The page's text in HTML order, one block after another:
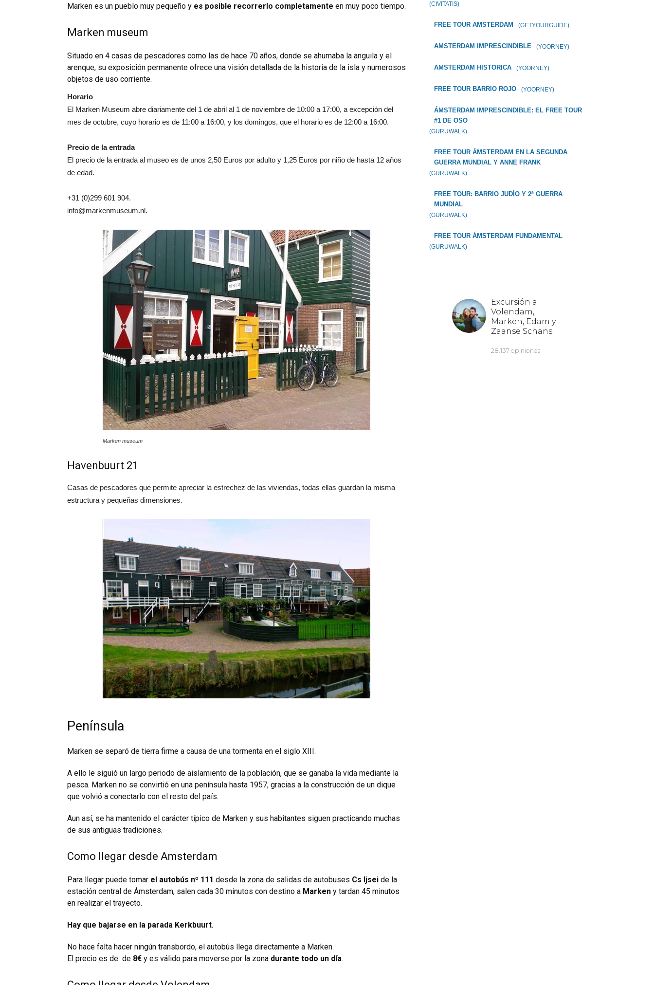
Marken es un pueblo muy pequeño y es posible recorrerlo completamente en muy poco tiempo.
Marken museum
Situado en 4 casas de pescadores como las de hace 70 años, donde se ahumaba la anguila y el
arenque, su exposición permanente ofrece una visión detallada de la historia de la isla y numerosos
objetos de uso corriente.
Horario
El Marken Museum abre diariamente del 1 de abril al 1 de noviembre de 10:00 a 17:00, a excepción del
mes de octubre, cuyo horario es de 11:00 a 16:00, y los domingos, que el horario es de 12:00 a 16:00.
Precio de la entrada
El precio de la entrada al museo es de unos 2,50 Euros por adulto y 1,25 Euros por niño de hasta 12 años
de edad.
+31 (0)299 601 904.
info@markenmuseum.nl.
Marken museum
Havenbuurt 21
Casas de pescadores que permite apreciar la estrechez de las viviendas, todas ellas guardan la misma
estructura y pequeñas dimensiones.
Península
Marken se separó de tierra firme a causa de una tormenta en el siglo XIII.
A ello le siguió un largo periodo de aislamiento de la población, que se ganaba la vida mediante la
pesca. Marken no se convirtió en una península hasta 1957, gracias a la construcción de un dique
que volvió a conectarlo con el resto del país.
Aun así, se ha mantenido el carácter típico de Marken y sus habitantes siguen practicando muchas
de sus antiguas tradiciones.
Como llegar desde Amsterdam
Para llegar puede tomar el autobús nº 111 desde la zona de salidas de autobuses Cs Ijsei de la
estación central de Ámsterdam, salen cada 30 minutos con destino a Marken y tardan 45 minutos
en realizar el trayecto.
Hay que bajarse en la parada Kerkbuurt.
No hace falta hacer ningún transbordo, el autobús llega directamente a Marken.
El precio es de de 8€ y es válido para moverse por la zona durante todo un día.
(CIVITATIS)
FREE TOUR AMSTERDAM (GETYOURGUIDE)
AMSTERDAM IMPRESCINDIBLE (YOORNEY)
AMSTERDAM HISTORICA (YOORNEY)
FREE TOUR BARRIO ROJO (YOORNEY)
ÁMSTERDAM IMPRESCINDIBLE: EL FREE TOUR
#1 DE OSO
(GURUWALK)
FREE TOUR ÁMSTERDAM EN LA SEGUNDA
GUERRA MUNDIAL Y ANNE FRANK
(GURUWALK)
FREE TOUR: BARRIO JUDÍO Y 2ª GUERRA
MUNDIAL
(GURUWALK)
FREE TOUR ÁMSTERDAM FUNDAMENTAL
(GURUWALK)